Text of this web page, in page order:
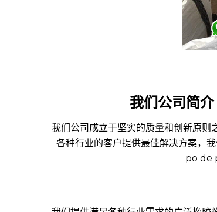
我们公司简介
我们公司成立于坚实的质量和创新原则
各种行业的客户提供最佳解决方案，
po de